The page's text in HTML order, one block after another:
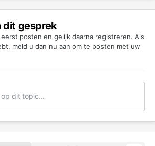
dit gesprek
posten en gelijk daarna registreren. Als
meld u dan nu aan om te posten met uw
op dit topic...